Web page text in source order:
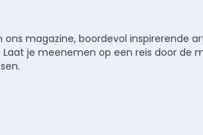
magazine, boordevol inspirerende
je meenemen op een reis door de